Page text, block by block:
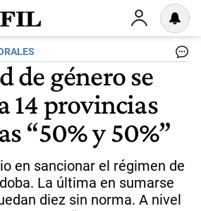
de género se
14 provincias
“50% y 50%”
en sancionar el régimen de
La última en sumarse
diez sin norma. A nivel